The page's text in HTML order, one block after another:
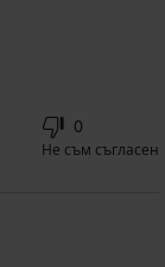
0
Не съм съгласен